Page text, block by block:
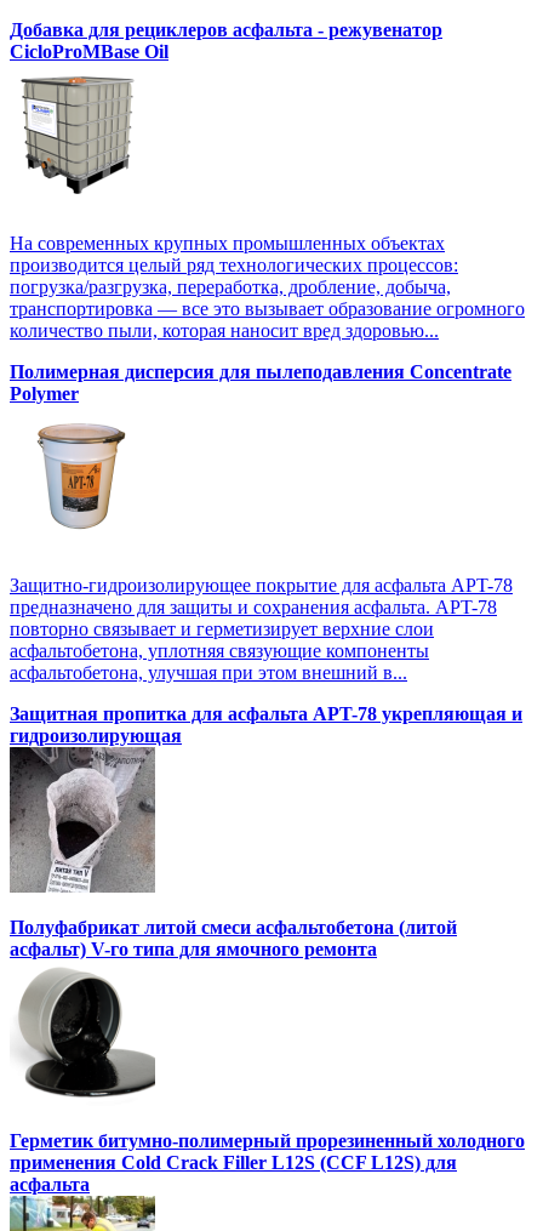
Добавка для рециклеров асфальта - режувенатор
CicloProMBase Oil
На современных крупных промышленных объектах
производится целый ряд технологических процессов:
погрузка/разгрузка, переработка, дробление, добыча,
транспортировка — все это вызывает образование огромного
количество пыли, которая наносит вред здоровью...
Полимерная дисперсия для пылеподавления Concentrate
Polymer
Защитно-гидроизолирующее покрытие для асфальта APT-78
предназначено для защиты и сохранения асфальта. APT-78
повторно связывает и герметизирует верхние слои
асфальтобетона, уплотняя связующие компоненты
асфальтобетона, улучшая при этом внешний в...
Защитная пропитка для асфальта APT-78 укрепляющая и
гидроизолирующая
Полуфабрикат литой смеси асфальтобетона (литой
асфальт) V-го типа для ямочного ремонта
Герметик битумно-полимерный прорезиненный холодного
применения Cold Crack Filler L12S (ССF L12S) для
асфальта